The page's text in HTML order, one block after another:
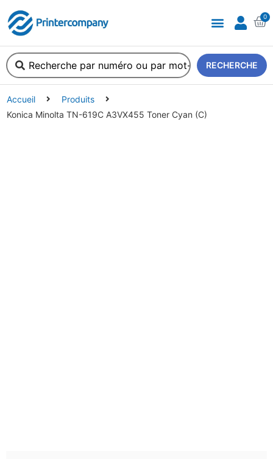
0
RECHERCHE
Accueil
Produits
Konica Minolta TN-619C A3VX455 Toner Cyan (C)